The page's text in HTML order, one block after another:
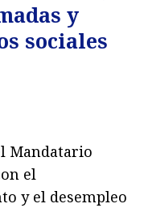
y
sociales
Mandatario
el
y el desempleo